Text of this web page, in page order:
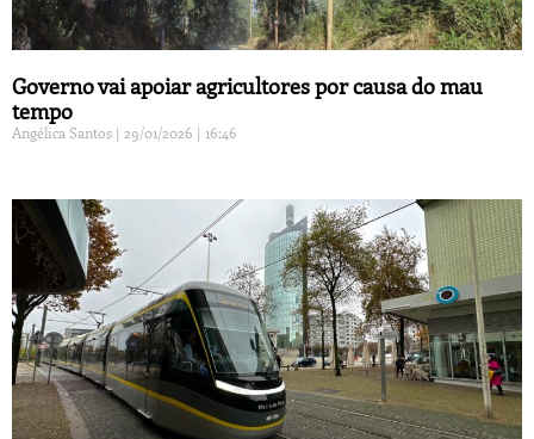
Governo vai apoiar agricultores por causa do mau
tempo
Angélica Santos 29/01/2026 16:46